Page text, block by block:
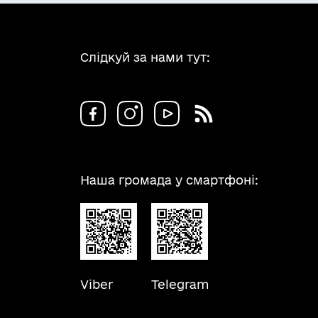
Слідкуй за нами тут:
Наша громада у смартфоні:
Viber Telegram